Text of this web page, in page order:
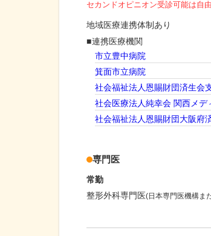
セカンドオピニオン受診可能は自
地域医療連携体制あり
連携医療機関
市立豊中病院
箕面市立病院
社会福祉法人恩賜財団済生会
社会医療法人純幸会 関西メデ
社会福祉法人恩賜財団大阪府
専門医
常勤
整形外科専門医(日本専門医機構ま